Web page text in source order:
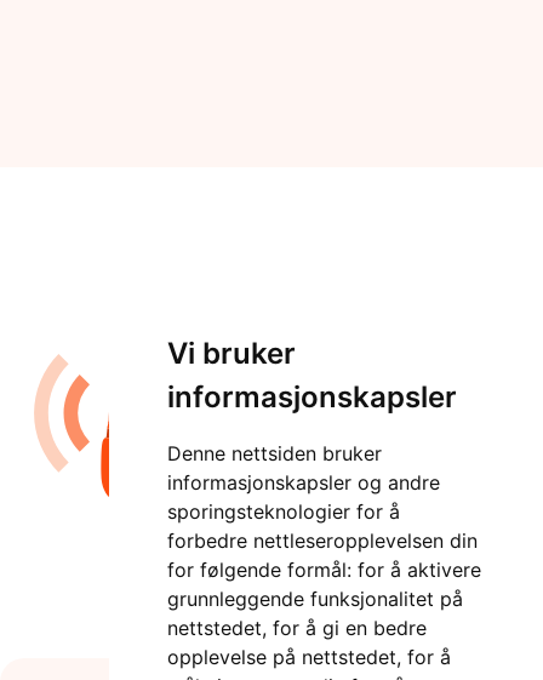
Vi bruker
informasjonskapsler
Denne nettsiden bruker
informasjonskapsler og andre
sporingsteknologier for å
forbedre nettleseropplevelsen din
for følgende formål: for å aktivere
grunnleggende funksjonalitet på
nettstedet, for å gi en bedre
opplevelse på nettstedet, for å